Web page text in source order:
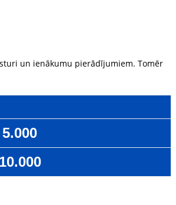
un ienākumu pierādījumiem. Tomēr
5.000